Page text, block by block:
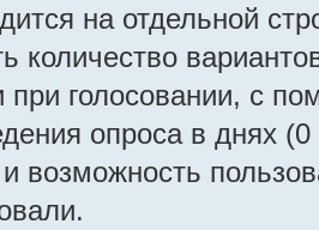
на отдельной
количество
при голосовании, с
опроса в днях (0
возможность